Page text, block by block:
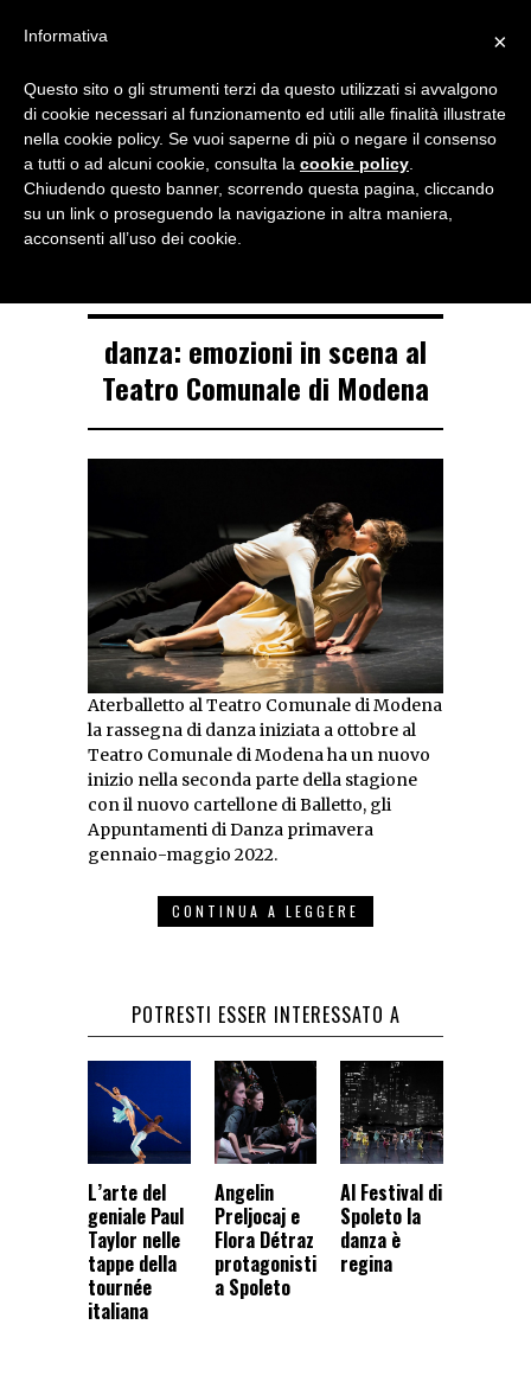
NOTIZIE DI DANZA IN ITALIA E ALL’ESTERO, PER DANZATORI,
TAG ARCHIVE
Aterballetto
danza: emozioni in scena al
Teatro Comunale di Modena
Aterballetto al Teatro Comunale di Modena
la rassegna di danza iniziata a ottobre al
Teatro Comunale di Modena ha un nuovo
inizio nella seconda parte della stagione
con il nuovo cartellone di Balletto, gli
Appuntamenti di Danza primavera
gennaio-maggio 2022.
CONTINUA A LEGGERE
POTRESTI ESSER INTERESSATO A
L’arte del
geniale Paul
Taylor nelle
tappe della
tournée
italiana
Angelin
Preljocaj e
Flora Détraz
protagonisti
a Spoleto
Al Festival di
Spoleto la
danza è
regina
×
Informativa
Questo sito o gli strumenti terzi da questo utilizzati si avvalgono
di cookie necessari al funzionamento ed utili alle finalità illustrate
nella cookie policy. Se vuoi saperne di più o negare il consenso
a tutti o ad alcuni cookie, consulta la cookie policy
Chiudendo questo banner, scorrendo questa pagina, cliccando
su un link o proseguendo la navigazione in altra maniera,
acconsenti all’uso dei cookie.